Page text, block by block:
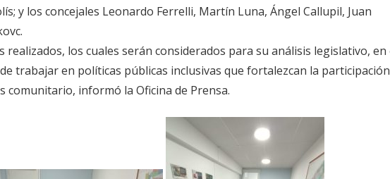
y los concejales Leonardo Ferrelli, Martín Luna, Ángel Callupil, Juan
realizados, los cuales serán considerados para su análisis legislativo, en
trabajar en políticas públicas inclusivas que fortalezcan la
comunitario, informó la Oficina de Prensa.